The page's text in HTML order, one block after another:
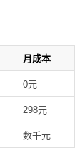
月成本
0元
298元
数千元